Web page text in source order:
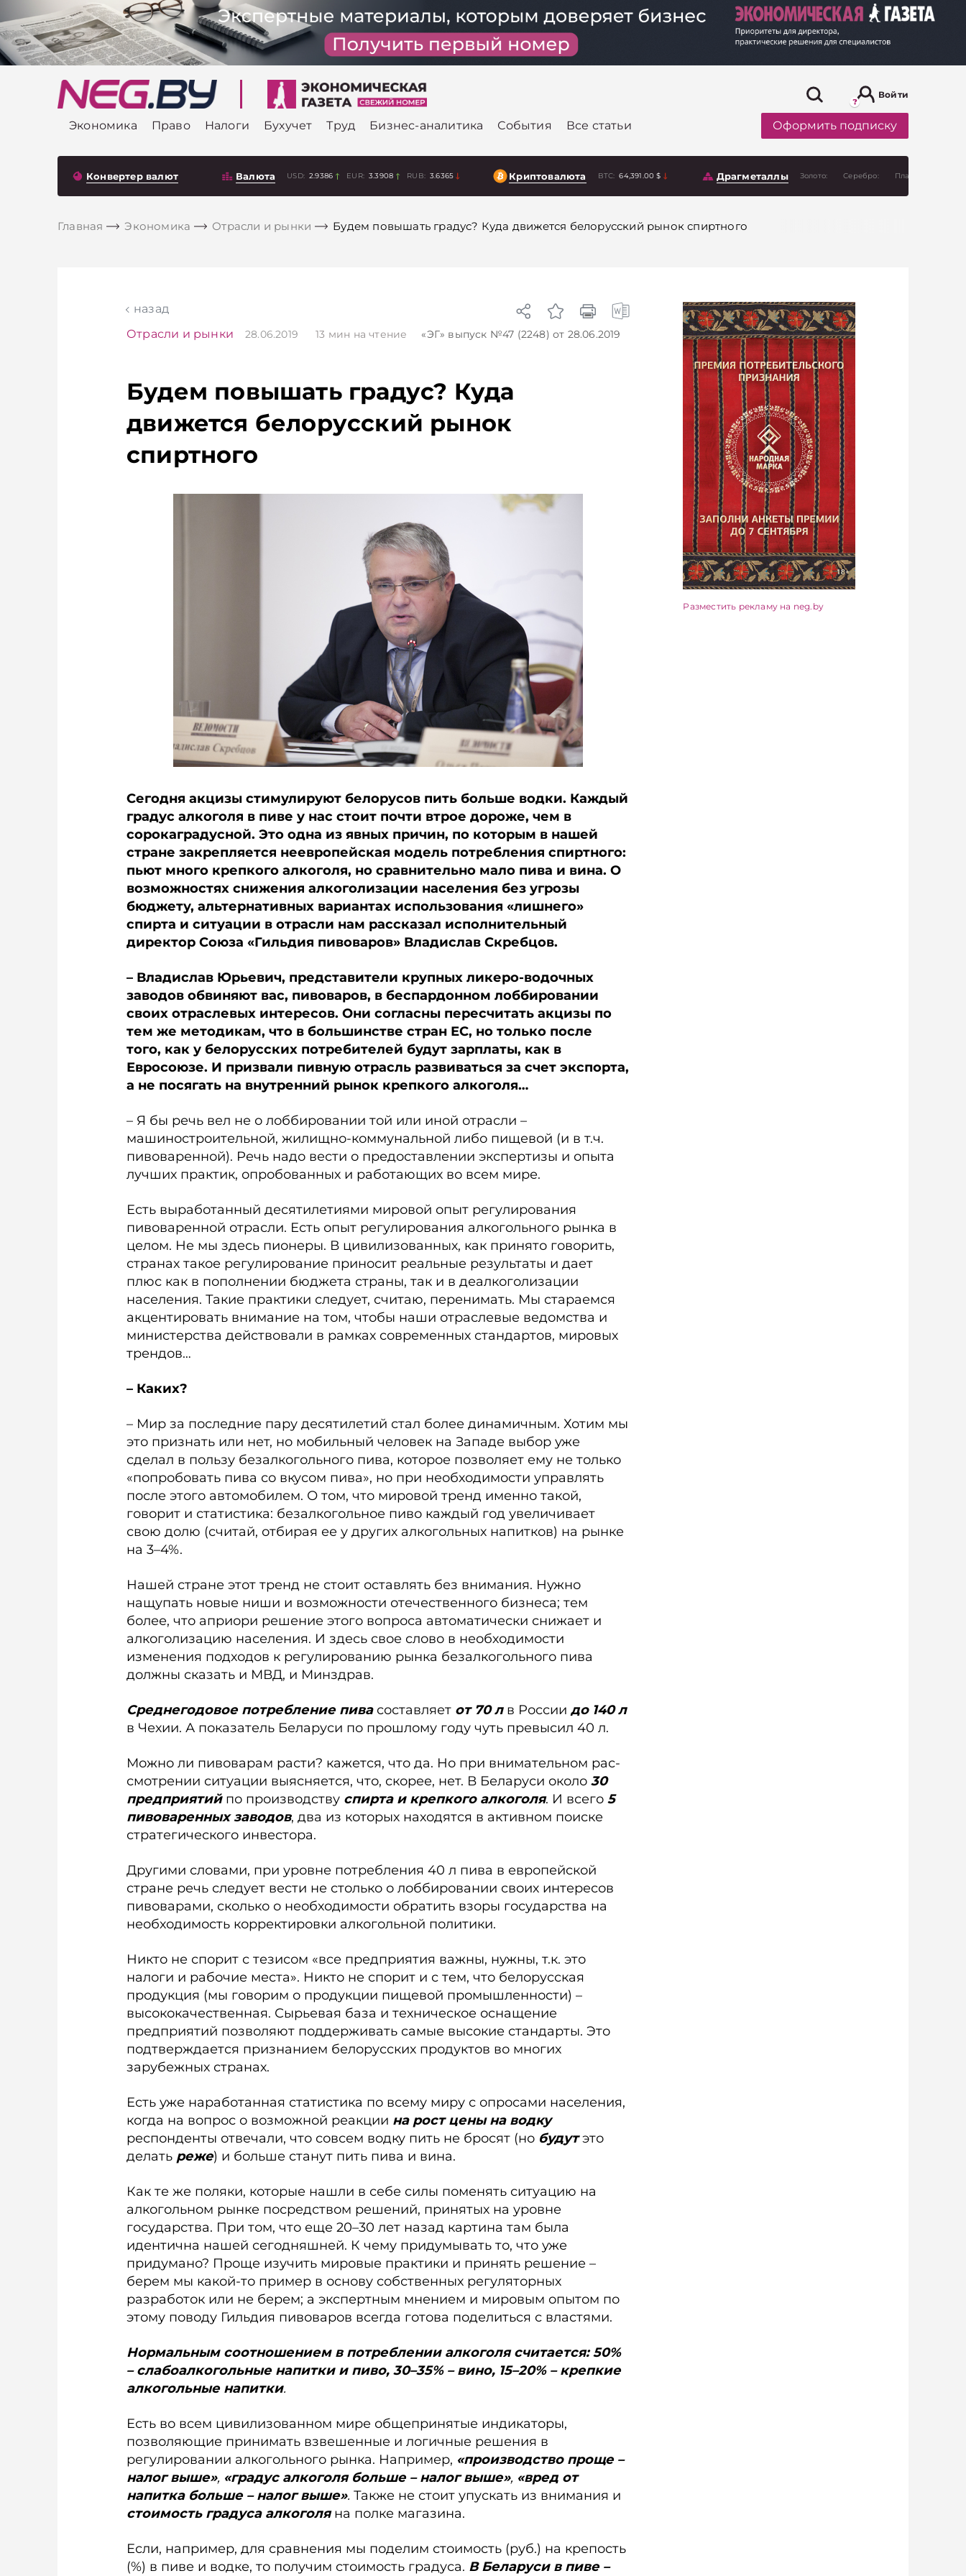
Войти
Экономика Право Налоги Бухучет Труд Бизнес-аналитика События Все статьи Оформить подписку
Конвертер валют Валюта USD: 2.9386 EUR: 3.3908 RUB: 3.6365 Криптовалюта BTC: 64,391.00 $ Драгметаллы Золото: Серебро: Платина:
Главная Экономика Отрасли и рынки Будем повышать градус? Куда движется белорусский рынок спиртного
назад
Отрасли и рынки
28.06.2019 13 мин на чтение «ЭГ» выпуск №47 (2248) от 28.06.2019
Будем повышать градус? Куда
движется белорусский рынок
спиртного
Сегодня акцизы стимулируют белорусов пить больше водки. Каждый
градус алкоголя в пиве у нас стоит почти втрое дороже, чем в
сорокаградусной. Это одна из явных причин, по которым в нашей
стране закрепляется неевропейская модель потребления спиртного:
пьют много крепкого алкоголя, но сравнительно мало пива и вина. О
возможностях снижения алкоголизации населения без угрозы
бюджету, альтернативных вариантах использования «лишнего»
спирта и ситуации в отрасли нам рассказал исполнительный
директор Союза «Гильдия пивоваров» Владислав Скребцов.
– Владислав Юрьевич, представители крупных ликеро-водочных
заводов обвиняют вас, пивоваров, в беспардонном лоббировании
своих отраслевых интересов. Они согласны пересчитать акцизы по
тем же методикам, что в большинстве стран ЕС, но только после
того, как у белорусских потребителей будут зар­платы, как в
Евросоюзе. И призвали пивную отрасль развиваться за счет экспорта,
а не посягать на внутренний рынок крепкого алкоголя…
– Я бы речь вел не о лоббировании той или иной отрасли –
машиностроительной, жилищно-коммунальной либо пищевой (и в т.ч.
пивоваренной). Речь надо вести о предоставлении экспертизы и опыта
лучших практик, опробованных и работающих во всем мире.
Есть выработанный десятилетиями мировой опыт регулирования
пивоваренной отрасли. Есть опыт регулирования алкогольного рынка в
целом. Не мы здесь пионеры. В цивилизованных, как принято говорить,
странах такое регулирование приносит реальные результаты и дает
плюс как в пополнении бюджета страны, так и в деалкоголизации
населения. Такие практики следует, считаю, перенимать. Мы стараемся
акцентировать внимание на том, чтобы наши отраслевые ведомства и
министерства действовали в рамках современных стандартов, мировых
трендов…
– Каких?
– Мир за последние пару десятилетий стал более динамичным. Хотим мы
это признать или нет, но мобильный человек на Западе выбор уже
сделал в пользу безалкогольного пива, которое позволяет ему не только
«попробовать пива со вкусом пива», но при необходимости управлять
после этого автомобилем. О том, что мировой тренд именно такой,
говорит и статистика: безалкогольное пиво каждый год увеличивает
свою долю (считай, отбирая ее у других алкогольных напитков) на рынке
на 3–4%.
Нашей стране этот тренд не стоит оставлять без внимания. Нужно
нащупать новые ниши и возможности отечественного бизнеса; тем
более, что априори решение этого вопроса автоматически снижает и
алкоголизацию населения. И здесь свое слово в необходимости
изменения подходов к регулированию рынка безалкогольного пива
должны сказать и МВД, и Минздрав.
Среднегодовое потребление пивасоставляет от 70 л в России до 140 л
в Чехии. А показатель Беларуси по прошлому году чуть превысил 40 л.
Можно ли пивоварам расти? кажется, что да. Но при внимательном рас­
смотрении ситуации выясняется, что, скорее, нет. В Беларуси около 30
предприятийпо производству спир­та и крепкого алкоголя. И всего 5
пивоваренных заводов, два из которых находятся в активном поиске
стратегического инвестора.
Другими словами, при уровне по­требления 40 л пива в европейской
стране речь следует вести не столько о лоббировании своих интересов
пивоварами, сколько о необходимости обратить взоры государства на
необходимость корректировки алкогольной политики.
Никто не спорит с тезисом «все предприятия важны, нужны, т.к. это
налоги и рабочие места». Никто не спорит и с тем, что белорусская
продукция (мы говорим о продукции пищевой промышленности) –
высококачественная. Сырьевая база и тех­ническое оснащение
предприятий позволяют поддерживать самые высокие стандарты. Это
подтверждается признанием белорусских продуктов во многих
зарубежных странах.
Есть уже наработанная статистика по всему миру с опросами населения,
когда на вопрос о возможной реакции на рост цены на водку
респонденты отвечали, что совсем водку пить не бросят (но будутэто
делать реже) и больше станут пить пива и вина.
Как те же поляки, которые нашли в себе силы поменять ситуацию на
алкогольном рынке посредством решений, принятых на уровне
государства. При том, что еще 20–30 лет назад картина там была
идентична нашей сегодняшней. К чему придумывать то, что уже
придумано? Проще изучить мировые практики и принять решение –
берем мы какой-то пример в основу собственных регуляторных
разработок или не берем; а экспертным мнением и мировым опытом по
этому поводу Гильдия пивоваров всегда готова поделиться с властями.
Нормальным соотношением в потреблении алкоголя считается: 50%
– слабоалкогольные напитки и пиво, 30–35% – вино, 15–20% – крепкие
алкогольные напитки.
Есть во всем цивилизованном мире общепринятые индикаторы,
позволяющие принимать взвешенные и логичные решения в
регулировании алкогольного рынка. Например, «производство проще –
налог выше», «градус алкоголя больше – налог выше», «вред от
напитка больше – налог выше». Также не стоит упускать из внимания и
стоимость градуса алкоголяна полке магазина.
Если, например, для сравнения мы поделим стоимость (руб.) на крепость
(%) в пиве и водке, то получим стоимость градуса. В Беларуси в пиве –
Разместить рекламу на neg.by